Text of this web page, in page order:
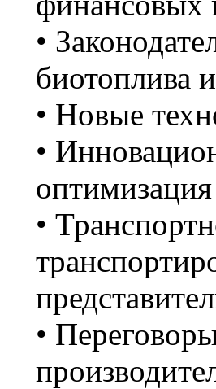
•
биотоплива
• Новые
•
•
•